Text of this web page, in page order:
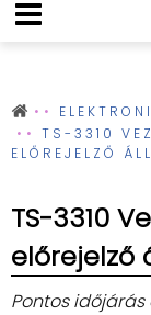
TS-3310
ELŐREJELZŐ
TS-3310
előrejelző
Pontos